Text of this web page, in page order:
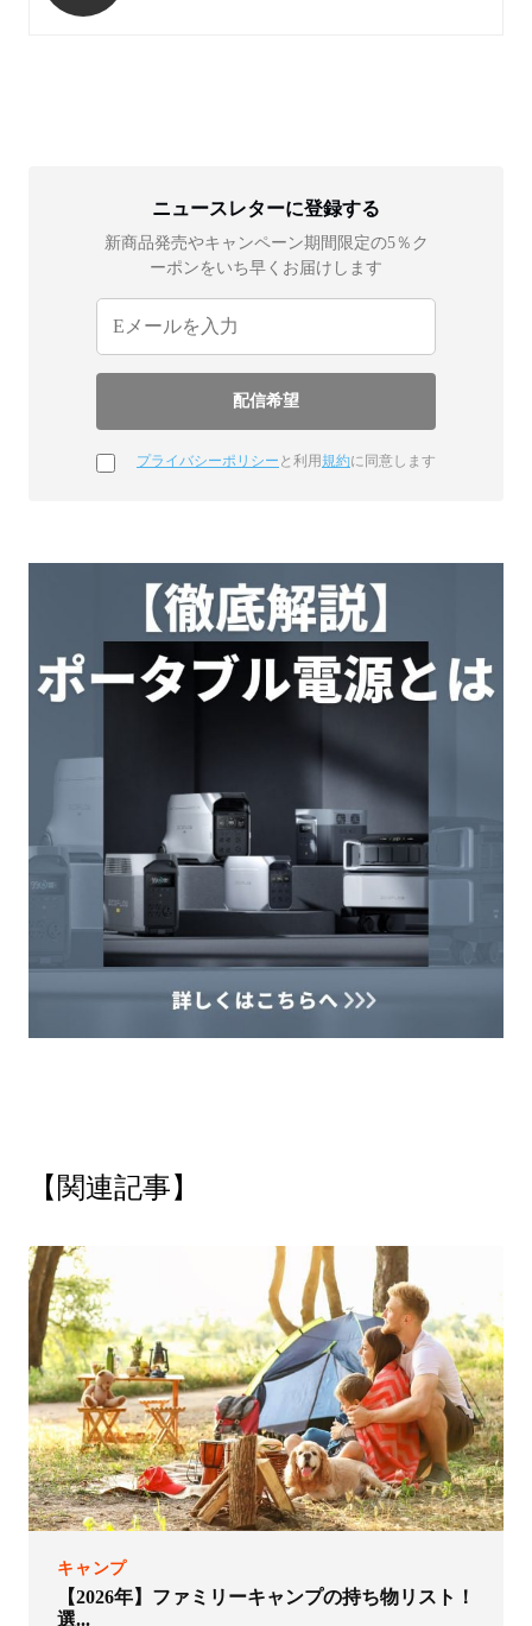
ニュースレターに登録する
新商品発売やキャンペーン期間限定の5％ク
ーポンをいち早くお届けします
プライバシーポリシー と利用規約に同意します
【関連記事】
キャンプ
【2026年】ファミリーキャンプの持ち物リスト！
選...